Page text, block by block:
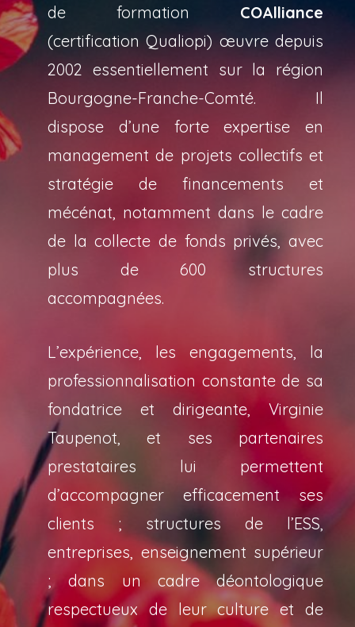
de formation COAlliance
(certification Qualiopi) œuvre depuis
2002 essentiellement sur la région
Bourgogne-Franche-Comté. Il
dispose d’une forte expertise en
management de projets collectifs et
stratégie de financements et
mécénat, notamment dans le cadre
de la collecte de fonds privés, avec
plus de 600 structures
accompagnées.
L’expérience, les engagements, la
professionnalisation constante de sa
fondatrice et dirigeante, Virginie
Taupenot, et ses partenaires
prestataires lui permettent
d’accompagner efficacement ses
clients ; structures de l’ESS,
entreprises, enseignement supérieur
; dans un cadre déontologique
respectueux de leur culture et de